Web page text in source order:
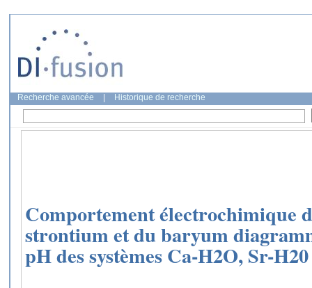
Recherche avancée Historique de recherche
Comportement électrochimique
strontium et du baryum
pH des systèmes Ca-H2O, Sr-